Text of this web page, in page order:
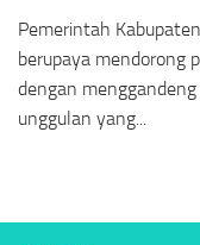
Pemerintah
berupaya mendorong
dengan
unggulan yang...